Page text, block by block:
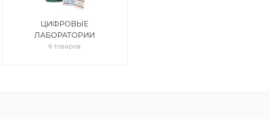
ЦИФРОВЫЕ
ЛАБОРАТОРИИ
6 товаров